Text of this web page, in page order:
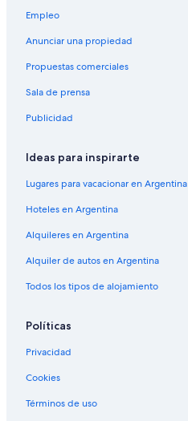
Empleo
Anunciar una propiedad
Propuestas comerciales
Sala de prensa
Publicidad
Ideas para inspirarte
Lugares para vacacionar en Argentina
Hoteles en Argentina
Alquileres en Argentina
Alquiler de autos en Argentina
Todos los tipos de alojamiento
Políticas
Privacidad
Cookies
Términos de uso